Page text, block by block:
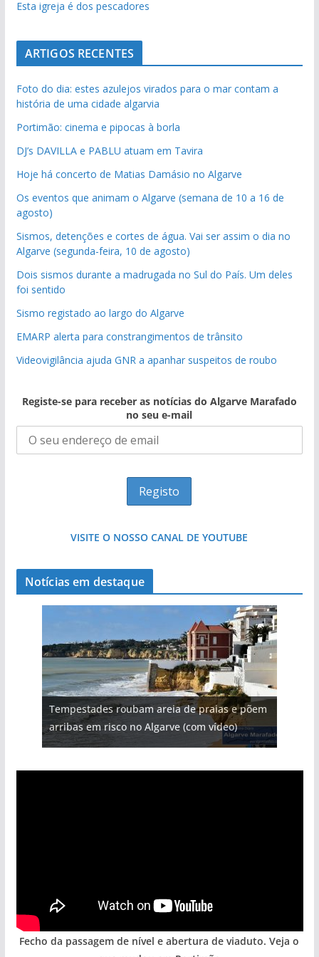
Esta igreja é dos pescadores
ARTIGOS RECENTES
Foto do dia: estes azulejos virados para o mar contam a
história de uma cidade algarvia
Portimão: cinema e pipocas à borla
DJ’s DAVILLA e PABLU atuam em Tavira
Hoje há concerto de Matias Damásio no Algarve
Os eventos que animam o Algarve (semana de 10 a 16 de
agosto)
Sismos, detenções e cortes de água. Vai ser assim o dia no
Algarve (segunda-feira, 10 de agosto)
Dois sismos durante a madrugada no Sul do País. Um deles
foi sentido
Sismo registado ao largo do Algarve
EMARP alerta para constrangimentos de trânsito
Videovigilância ajuda GNR a apanhar suspeitos de roubo
Registe-se para receber as notícias do Algarve Marafado
no seu e-mail
VISITE O NOSSO CANAL DE YOUTUBE
Notícias em destaque
Tempestades roubam areia de praias e põem
arribas em risco no Algarve (com vídeo)
Tapas do mar a 3 euros cada. Nova rota
gastronómica nasce no Algarve
Milagre da água. Fontes emblemáticas do
Algarve voltam a ter vida (com vídeo)
Foto do dia: uma cidade algarvia que cresceu
entre redes e fábricas
Projeto milionário: investimento de 108
milhões de euros na construção de dois
hotéis (com vídeo)
Fecho da passagem de nível e abertura de viaduto. Veja o